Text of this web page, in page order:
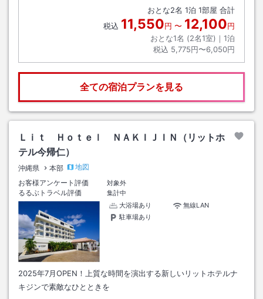
おとな2名 1泊 1部屋 合計
税込 11,550円 〜 12,100円
おとな1名 (2名1室)｜ 1泊
税込 5,775円〜6,050円
全ての宿泊プランを見る
Ｌｉｔ Ｈｏｔｅｌ ＮＡＫＩＪＩＮ（リットホ
テル今帰仁）
沖縄県 本部
地図
お客様アンケート評価
対象外
るるぶトラベル評価
集計中
大浴場あり
無線LAN
駐車場あり
2025年7月OPEN！上質な時間を演出する新しいリットホテルナ
キジンで素敵なひとときを